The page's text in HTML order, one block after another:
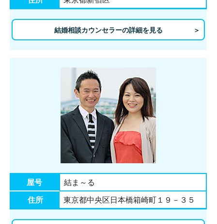
結婚相談カウンセラーの詳細を見る
屋号
結ま～る
住所
東京都中央区日本橋箱崎町１９－３５